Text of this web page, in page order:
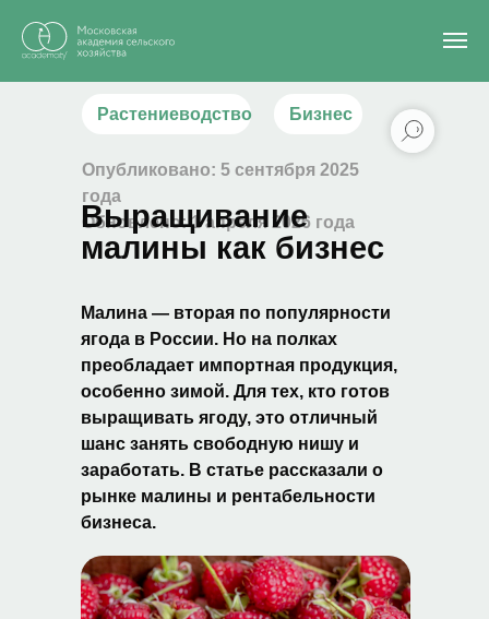
Главная / Блог
Растениеводство Бизнес
Малина — вторая по популярности
ягода в России. Но на полках
преобладает импортная продукция,
особенно зимой. Для тех, кто готов
выращивать ягоду, это отличный
шанс занять свободную нишу и
заработать. В статье рассказали о
рынке малины и рентабельности
бизнеса.
Опубликовано: 5 сентября 2025
года
Обновлено: 1 апреля 2026 года
Выращивание
малины как бизнес